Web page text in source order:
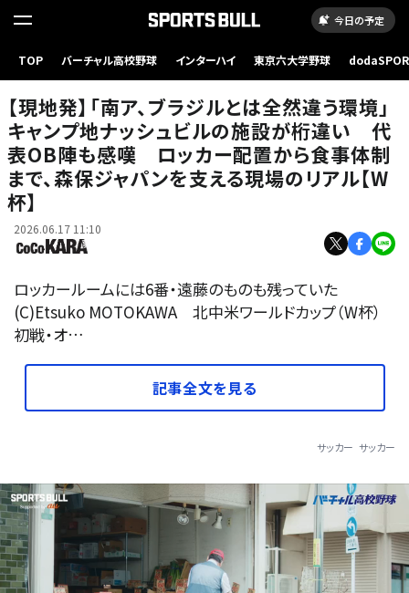
今日の予定
TOP バーチャル高校野球 インターハイ 東京六大学野球
【現地発】「南ア、ブラジルとは全然違う環境」
キャンプ地ナッシュビルの施設が桁違い 代
表OB陣も感嘆 ロッカー配置から食事体制
まで、森保ジャパンを支える現場のリアル【W
杯】
2026.06.17 11:10
ロッカールームには6番・遠藤のものも残っていた
(C)Etsuko MOTOKAWA 北中米ワールドカップ（W杯）
初戦・オ…
記事全文を見る
サッカー サッカー